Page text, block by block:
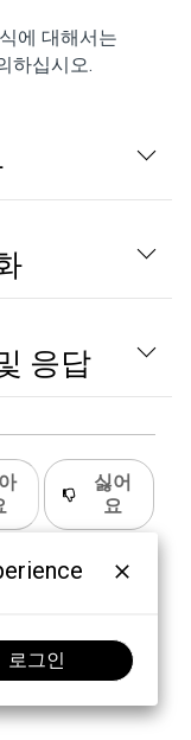
에 대해서는
하십시오.
응답
싫어
요
로그인